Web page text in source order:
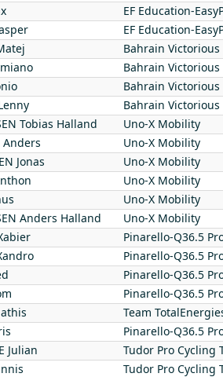
EF Education-
EF Education-
Bahrain Victorious
Bahrain Victorious
Bahrain Victorious
Bahrain Victorious
Tobias Halland
Uno-X Mobility
Anders
Uno-X Mobility
Jonas
Uno-X Mobility
Uno-X Mobility
Uno-X Mobility
Anders Halland
Uno-X Mobility
Pinarello-Q36.5
Pinarello-Q36.5
Pinarello-Q36.5
Pinarello-Q36.5
Team
Pinarello-Q36.5
Julian
Tudor Pro Cycling
Tudor Pro Cycling